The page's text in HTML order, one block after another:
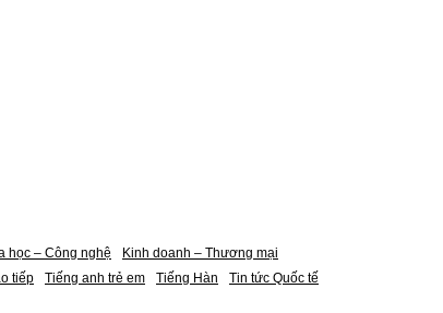
học – Công nghệ
Kinh doanh – Thương mại
tiếp Tiếng anh trẻ em Tiếng Hàn
Tin tức Quốc tế